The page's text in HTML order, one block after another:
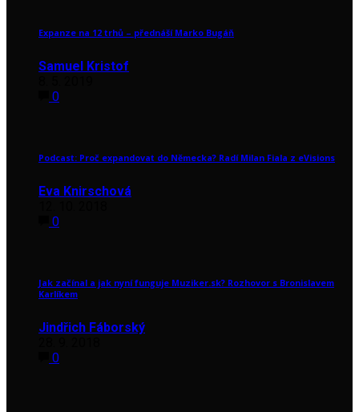
Expanze na 12 trhů – přednáší Marko Bugáň
Samuel Kristof
0
Podcast: Proč expandovat do Německa? Radí Milan Fiala z eVisions
Eva Knirschová
0
Jak začínal a jak nyní funguje Muziker.sk? Rozhovor s Bronislavem
Karlíkem
Jindřich Fáborský
0